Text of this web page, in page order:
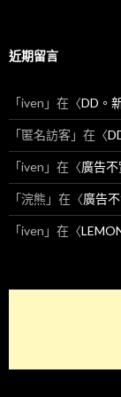
近期留言
「iven 」在〈DD。
「匿名訪客」在〈
「iven 」在〈廣告
「浣熊 」在〈廣告
「iven 」在〈